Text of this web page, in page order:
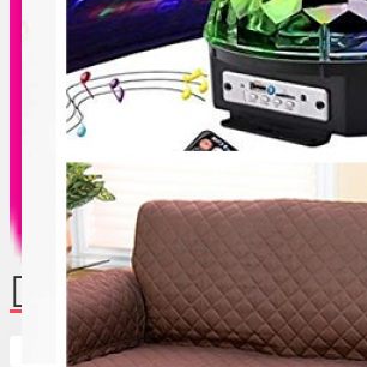
Кутията ви е празна